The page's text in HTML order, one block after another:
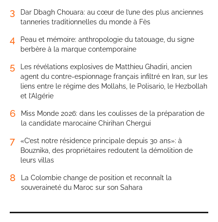
3
Dar Dbagh Chouara: au cœur de l’une des plus anciennes
tanneries traditionnelles du monde à Fès
4
Peau et mémoire: anthropologie du tatouage, du signe
berbère à la marque contemporaine
5
Les révélations explosives de Matthieu Ghadiri, ancien
agent du contre-espionnage français infiltré en Iran, sur les
liens entre le régime des Mollahs, le Polisario, le Hezbollah
et l’Algérie
6
Miss Monde 2026: dans les coulisses de la préparation de
la candidate marocaine Chirihan Chergui
7
«C’est notre résidence principale depuis 30 ans»: à
Bouznika, des propriétaires redoutent la démolition de
leurs villas
8
La Colombie change de position et reconnaît la
souveraineté du Maroc sur son Sahara